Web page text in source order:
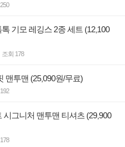
250
기모 레깅스 2종 세트 (12,100
조회 178
맨투맨 (25,090원/무료)
192
그니처 맨투맨 티셔츠 (29,900
178